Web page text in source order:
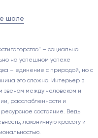
шале
– социально
на успешном успехе
– единение с природой, но с
это сложно. Интерьер в
звеном между человеком и
расслабленности и
состояние. Ведь
лаконичную красоту и